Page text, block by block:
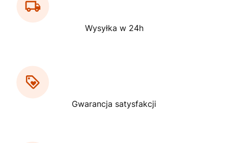
Wysyłka w 24h
Gwarancja satysfakcji